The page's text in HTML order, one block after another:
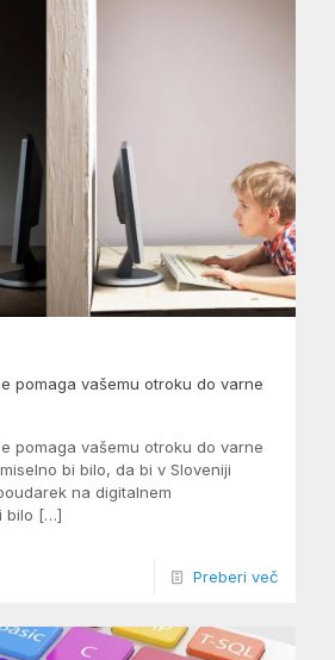
pomaga vašemu otroku do varne
pomaga vašemu otroku do varne
bi bilo, da bi v Sloveniji
na digitalnem
bilo […]
Preberi več